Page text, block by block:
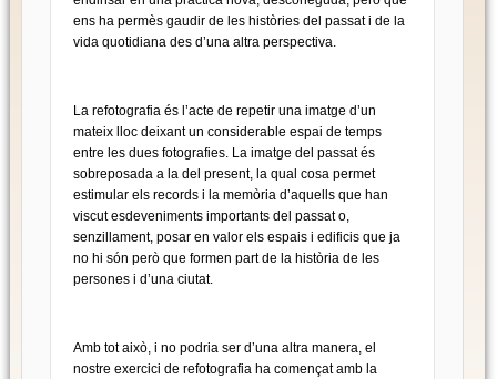
ens ha permès gaudir de les històries del passat i de la
vida quotidiana des d’una altra perspectiva.
La refotografia és l’acte de repetir una imatge d’un
mateix lloc deixant un considerable espai de temps
entre les dues fotografies. La imatge del passat és
sobreposada a la del present, la qual cosa permet
estimular els records i la memòria d’aquells que han
viscut esdeveniments importants del passat o,
senzillament, posar en valor els espais i edificis que ja
no hi són però que formen part de la història de les
persones i d’una ciutat.
Amb tot això, i no podria ser d’una altra manera, el
nostre exercici de refotografia ha començat amb la